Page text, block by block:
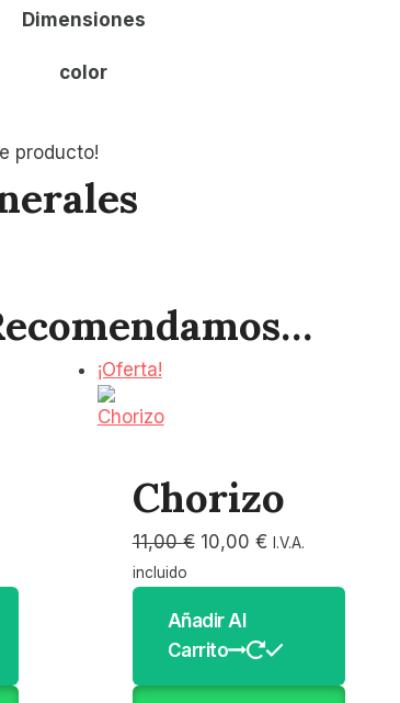
Dimensiones
color
producto!
¡Oferta!
Chorizo
11,00€ El
era:
11,00 €.
10,00 €El
10,00 €.
I.V.A.
incluido
Añadir Al
Carrito